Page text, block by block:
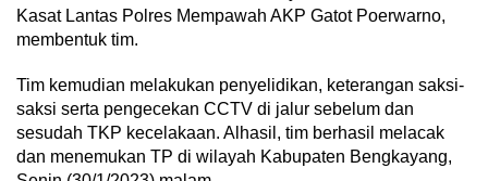
Kasat Lantas Polres Mempawah AKP Gatot Poerwarno,
membentuk tim.
Tim kemudian melakukan penyelidikan, keterangan saksi-
saksi serta pengecekan CCTV di jalur sebelum dan
sesudah TKP kecelakaan. Alhasil, tim berhasil melacak
dan menemukan TP di wilayah Kabupaten Bengkayang,